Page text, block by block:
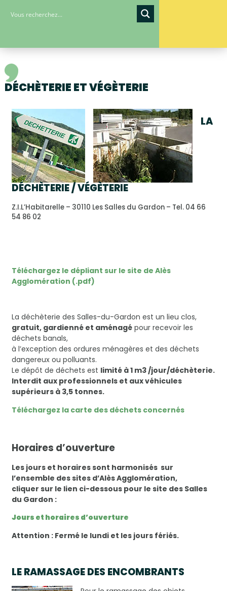
DÉCHÈTERIE ET VÉGÈTERIE
LA
DÉCHÈTERIE / VÉGÈTERIE
Z.I.L’Habitarelle – 30110 Les Salles du Gardon – Tel. 04 66
54 86 02
Téléchargez le dépliant sur le site de Alès
Agglomération (.pdf)
La déchèterie des Salles-du-Gardon est un lieu clos,
gratuit, gardienné et aménagépour recevoir les
déchets banals,
à l’exception des ordures ménagères et des déchets
dangereux ou polluants.
Le dépôt de déchets est limité à 1 m3 /jour/déchèterie.
Interdit aux professionnels et aux véhicules
supérieurs à 3,5 tonnes.
Téléchargez la carte des déchets concernés
Horaires d’ouverture
Les jours et horaires sont harmonisés sur
l’ensemble des sites d’Alès Agglomération,
cliquer sur le lien ci-dessous pour le site des Salles
du Gardon :
Jours et horaires d’ouverture
Attention : Fermé le lundi et les jours fériés.
LE RAMASSAGE DES ENCOMBRANTS